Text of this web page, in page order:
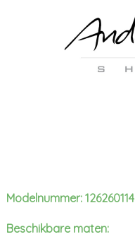
Modelnummer: 126260114
Beschikbare maten: